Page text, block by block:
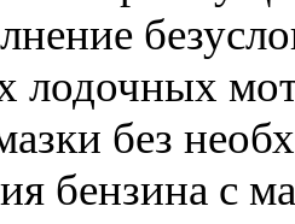
лодочных
без
бензина с